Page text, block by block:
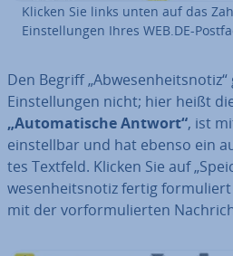
Klicken Sie links unten auf das
Ein­stel­lun­gen Ihres WEB.DE-
Den Begriff „Ab­we­sen­heits­no­tiz“
Ein­stel­lun­gen nicht; hier heißt
„Au­to­ma­ti­sche Antwort“, ist
ein­stell­bar und hat ebenso ein
tes Textfeld. Klicken Sie auf
we­sen­heits­no­tiz fertig
mit der vor­for­mu­lier­ten